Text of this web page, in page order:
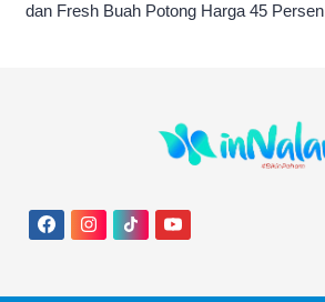
dan Fresh Buah Potong Harga 45 Persen